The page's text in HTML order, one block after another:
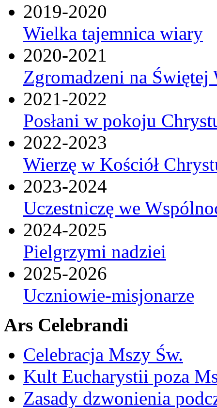
2019-2020
Wielka tajemnica wiary
2020-2021
Zgromadzeni na Świętej
2021-2022
Posłani w pokoju
2022-2023
Wierzę w Kościół
2023-2024
Uczestniczę we
2024-2025
Pielgrzymi nadziei
2025-2026
Uczniowie-misjonarze
Ars Celebrandi
Celebracja Mszy Św.
Kult Eucharystii poza
Zasady dzwonienia